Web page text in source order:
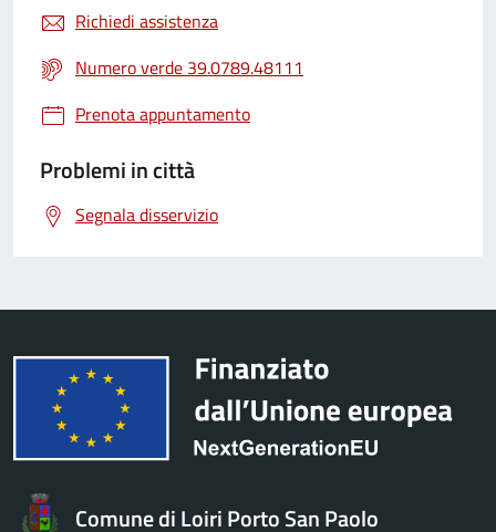
Richiedi assistenza
Numero verde 39.0789.48111
Prenota appuntamento
Problemi in città
Segnala disservizio
Comune di Loiri Porto San Paolo